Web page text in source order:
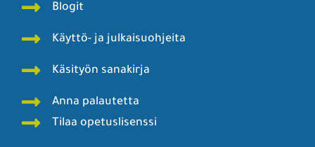
Blogit
Käyttö- ja julkaisuohjeita
Käsityön sanakirja
Anna palautetta
Tilaa opetuslisenssi